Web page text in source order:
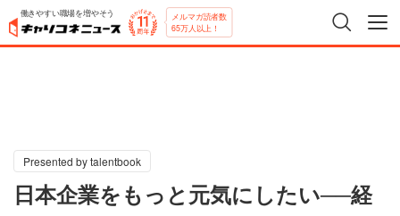
働きやすい職場を増やそう メルマガ読者数
65万人以上！
Presented by talentbook
日本企業をもっと元気にしたい──経